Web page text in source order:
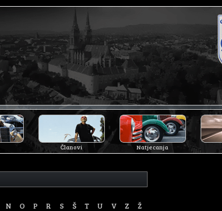
Članovi Natjecanja
N O P R S Š T U V Z Ž